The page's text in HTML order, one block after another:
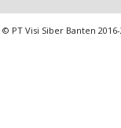
© PT Visi Siber Banten 2016-